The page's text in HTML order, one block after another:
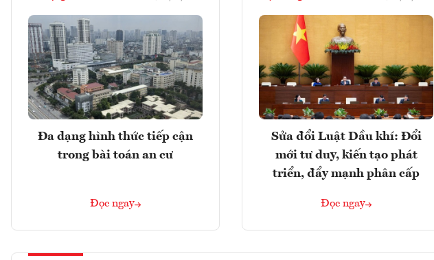
Đa dạng hình thức tiếp cận
trong bài toán an cư
Đọc ngay
Sửa đổi Luật Dầu khí: Đổi
mới tư duy, kiến tạo phát
triển, đẩy mạnh phân cấp
Đọc ngay